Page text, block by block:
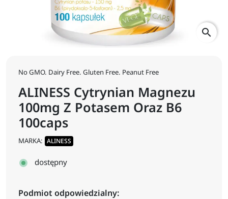
search
No GMO. Dairy Free. Gluten Free. Peanut Free
ALINESS Cytrynian Magnezu
100mg Z Potasem Oraz B6
100caps
MARKA: ALINESS
dostępny
Podmiot odpowiedzialny: